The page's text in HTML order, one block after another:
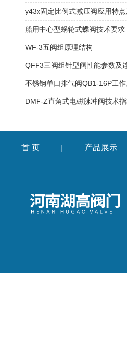
y43x固定比例式减压阀应用特
船用中心型蜗轮式蝶阀技术要求
WF-3五阀组原理结构
QFF3三阀组针型阀性能参数及
DMF-Z直角式电磁脉冲阀技术
首 页 | 产品展示